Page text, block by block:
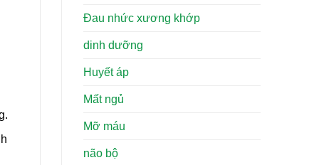
Đau nhức xương khớp
dinh dưỡng
Huyết áp
Mất ngủ
Mỡ máu
não bộ